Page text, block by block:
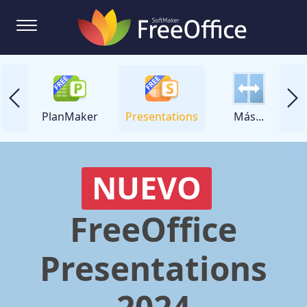
PlanMaker Presentations Más...
NUEVO
FreeOffice
Presentations